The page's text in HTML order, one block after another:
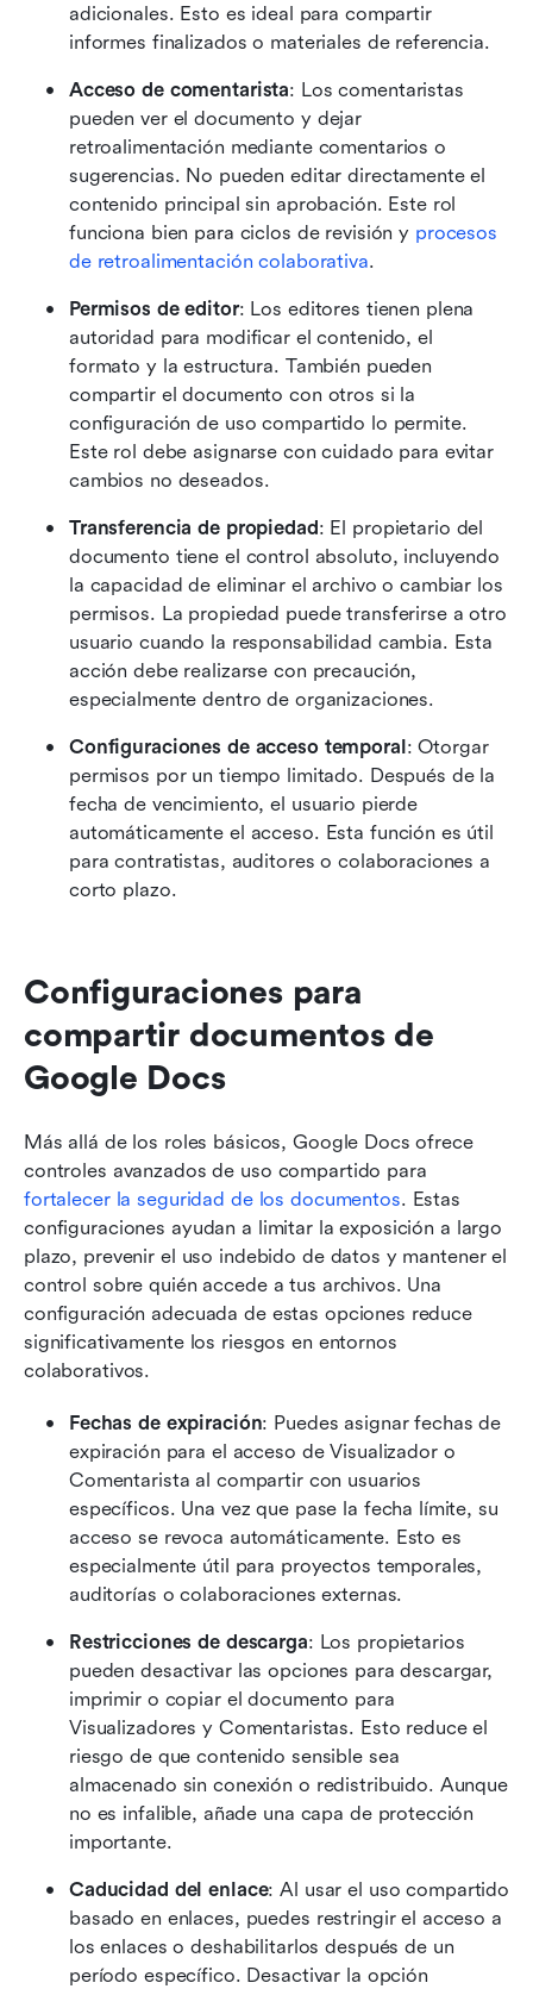
adicionales. Esto es ideal para compartir
informes finalizados o materiales de referencia.
Acceso de comentarista: Los comentaristas
pueden ver el documento y dejar
retroalimentación mediante comentarios o
sugerencias. No pueden editar directamente el
contenido principal sin aprobación. Este rol
funciona bien para ciclos de revisión y procesos
de retroalimentación colaborativa.
Permisos de editor: Los editores tienen plena
autoridad para modificar el contenido, el
formato y la estructura. También pueden
compartir el documento con otros si la
configuración de uso compartido lo permite.
Este rol debe asignarse con cuidado para evitar
cambios no deseados.
Transferencia de propiedad: El propietario del
documento tiene el control absoluto, incluyendo
la capacidad de eliminar el archivo o cambiar los
permisos. La propiedad puede transferirse a otro
usuario cuando la responsabilidad cambia. Esta
acción debe realizarse con precaución,
especialmente dentro de organizaciones.
Configuraciones de acceso temporal: Otorgar
permisos por un tiempo limitado. Después de la
fecha de vencimiento, el usuario pierde
automáticamente el acceso. Esta función es útil
para contratistas, auditores o colaboraciones a
corto plazo.
Configuraciones para
compartir documentos de
Google Docs
Más allá de los roles básicos, Google Docs ofrece
fortalecer la seguridad de los documentos. Estas
configuraciones ayudan a limitar la exposición a largo
plazo, prevenir el uso indebido de datos y mantener el
control sobre quién accede a tus archivos. Una
configuración adecuada de estas opciones reduce
significativamente los riesgos en entornos
colaborativos.
Fechas de expiración: Puedes asignar fechas de
expiración para el acceso de Visualizador o
Comentarista al compartir con usuarios
específicos. Una vez que pase la fecha límite, su
acceso se revoca automáticamente. Esto es
especialmente útil para proyectos temporales,
auditorías o colaboraciones externas.
Restricciones de descarga: Los propietarios
pueden desactivar las opciones para descargar,
imprimir o copiar el documento para
Visualizadores y Comentaristas. Esto reduce el
riesgo de que contenido sensible sea
almacenado sin conexión o redistribuido. Aunque
no es infalible, añade una capa de protección
importante.
Caducidad del enlace: Al usar el uso compartido
basado en enlaces, puedes restringir el acceso a
los enlaces o deshabilitarlos después de un
período específico. Desactivar la opción